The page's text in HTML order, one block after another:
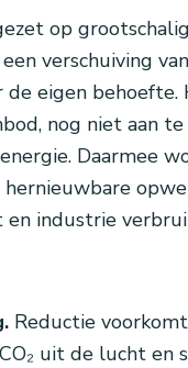
op
verschuiving
de eigen
nog niet aan
Daarmee
hernieuwbare
industrie
Reductie
uit de lucht en